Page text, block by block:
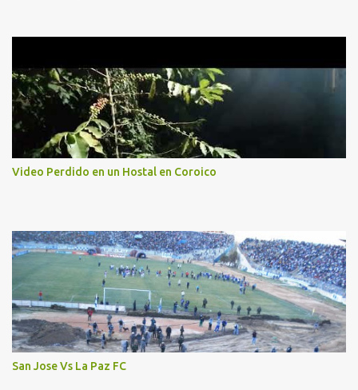
Video Perdido en un Hostal en Coroico
San Jose Vs La Paz FC